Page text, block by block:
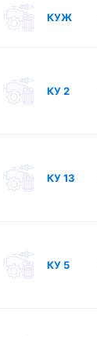
КУЖ
КУ 2
КУ 13
КУ 5